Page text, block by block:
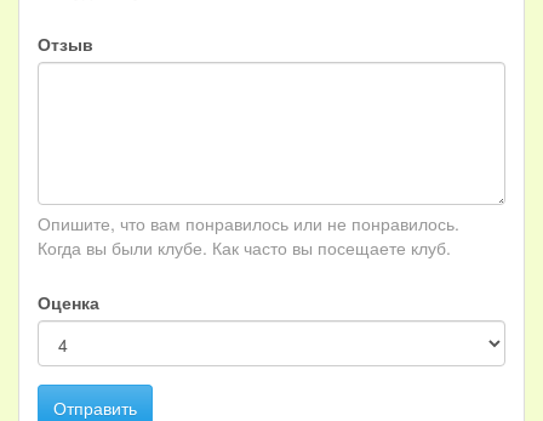
Отзыв
Опишите, что вам понравилось или не понравилось.
Когда вы были клубе. Как часто вы посещаете клуб.
Оценка
Отправить